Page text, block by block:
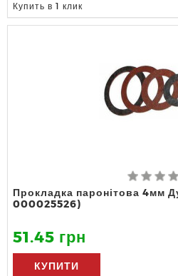
Купить в 1 клик
Прокладка паронітова 4мм
000025526)
51.45 грн
КУПИТИ